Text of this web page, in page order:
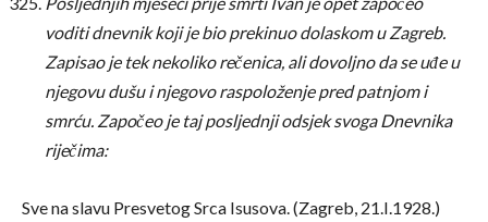
voditi dnevnik koji je bio prekinuo dolaskom u Zagreb.
Zapisao je tek nekoliko rečenica, ali dovoljno da se uđe u
njegovu dušu i njegovo raspoloženje pred patnjom i
smrću. Započeo je taj posljednji odsjek svoga Dnevnika
riječima:
Sve na slavu Presvetog Srca Isusova. (Zagreb, 21.I.1928.)